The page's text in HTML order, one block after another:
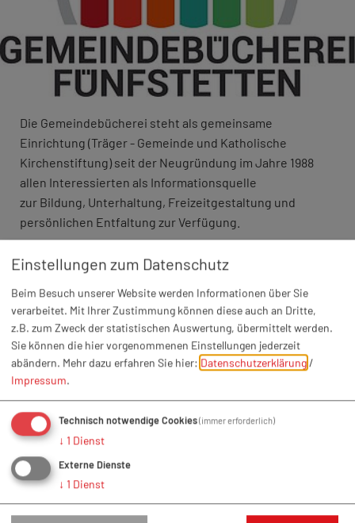
Die Gemeindebücherei steht als gemeinsame
Einrichtung (Träger - Gemeinde und Katholische
Kirchenstiftung) seit der Neugründung im Jahre 1988
allen Interessierten als Informationsquelle
zur Bildung, Unterhaltung, Freizeitgestaltung und
persönlichen Entfaltung zur Verfügung.
Themenbereiche:
· Kinderbücher
· Comics
· Tonies
· CDs
· Romane
· Sachbücher
· Reiseführer
· Ratgeber
· Zeitschriften
Einstellungen zum Datenschutz
Beim Besuch unserer Website werden Informationen über Sie
verarbeitet. Mit Ihrer Zustimmung können diese auch an Dritte,
z.B. zum Zweck der statistischen Auswertung, übermittelt werden.
Sie können die hier vorgenommenen Einstellungen jederzeit
abändern. Mehr dazu erfahren Sie hier: Datenschutzerklärung /
Impressum.
Technisch notwendige Cookies(immer erforderlich)
↓ 1 Dienst
Externe Dienste
↓ 1 Dienst